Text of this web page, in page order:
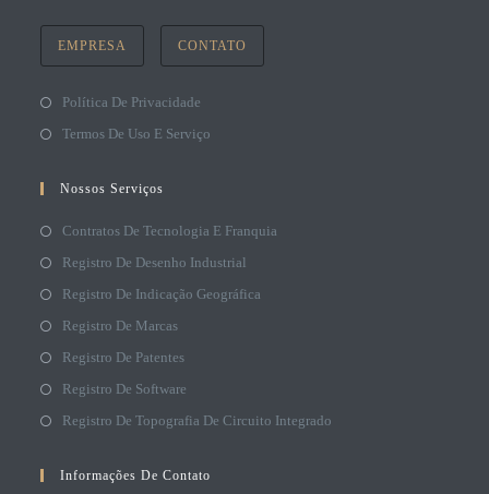
EMPRESA CONTATO
Política De Privacidade
Termos De Uso E Serviço
Nossos Serviços
Contratos De Tecnologia E Franquia
Registro De Desenho Industrial
Registro De Indicação Geográfica
Registro De Marcas
Registro De Patentes
Registro De Software
Registro De Topografia De Circuito Integrado
Informações De Contato